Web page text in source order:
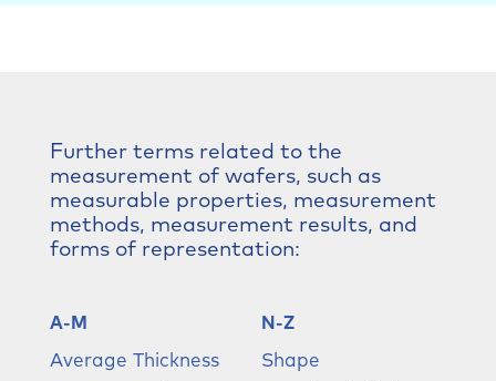
Further terms related to the
measurement of wafers, such as
measurable properties, measurement
methods, measurement results, and
forms of representation:
A-M
Average Thickness
N-Z
Shape